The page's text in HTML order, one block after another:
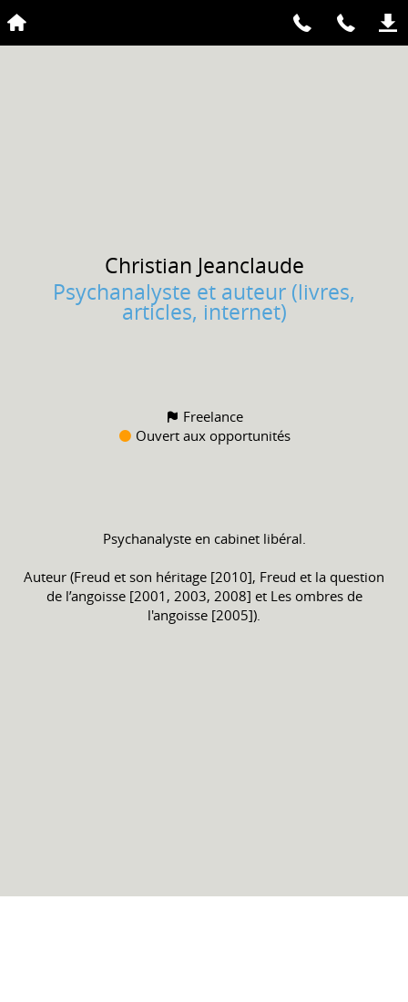
Christian Jeanclaude
Psychanalyste et auteur (livres,
articles, internet)
Freelance
Ouvert aux opportunités
Psychanalyste en cabinet libéral.
Auteur (Freud et son héritage [2010], Freud et la question
de l’angoisse [2001, 2003, 2008] et Les ombres de
l'angoisse [2005]).